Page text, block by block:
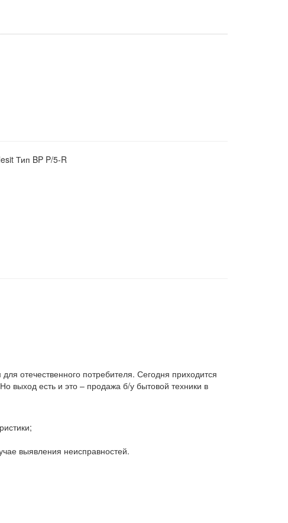
Тип BP P/5-R
отечественного потребителя. Сегодня приходится
выход есть и это – продажа б/у бытовой техники в
выявления неисправностей.